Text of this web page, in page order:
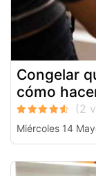
Congelar
cómo
Miércoles 14